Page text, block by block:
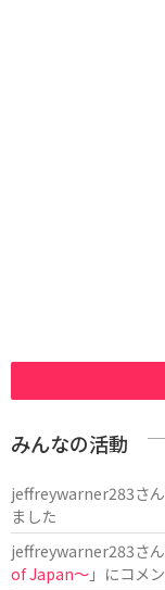
みんなの活動
jeffreywarner283さ
ました
jeffreywarner283さ
of Japan〜」にコメ